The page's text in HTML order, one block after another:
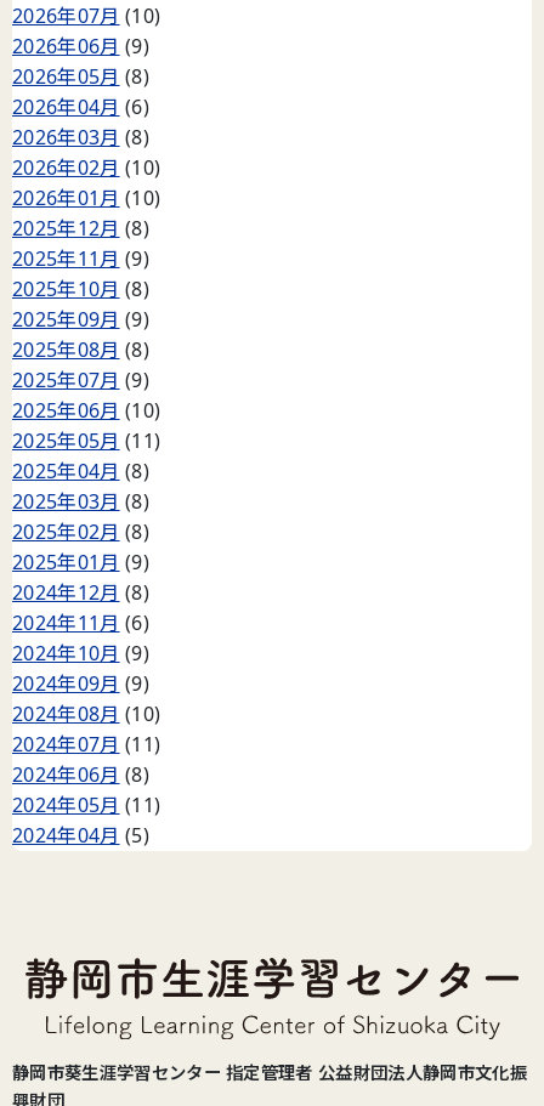
2026年07月 (10)
2026年06月 (9)
2026年05月 (8)
2026年04月 (6)
2026年03月 (8)
2026年02月 (10)
2026年01月 (10)
2025年12月 (8)
2025年11月 (9)
2025年10月 (8)
2025年09月 (9)
2025年08月 (8)
2025年07月 (9)
2025年06月 (10)
2025年05月 (11)
2025年04月 (8)
2025年03月 (8)
2025年02月 (8)
2025年01月 (9)
2024年12月 (8)
2024年11月 (6)
2024年10月 (9)
2024年09月 (9)
2024年08月 (10)
2024年07月 (11)
2024年06月 (8)
2024年05月 (11)
2024年04月 (5)
静岡市葵生涯学習センター 指定管理者 公益財団法人静岡市文化振
興財団